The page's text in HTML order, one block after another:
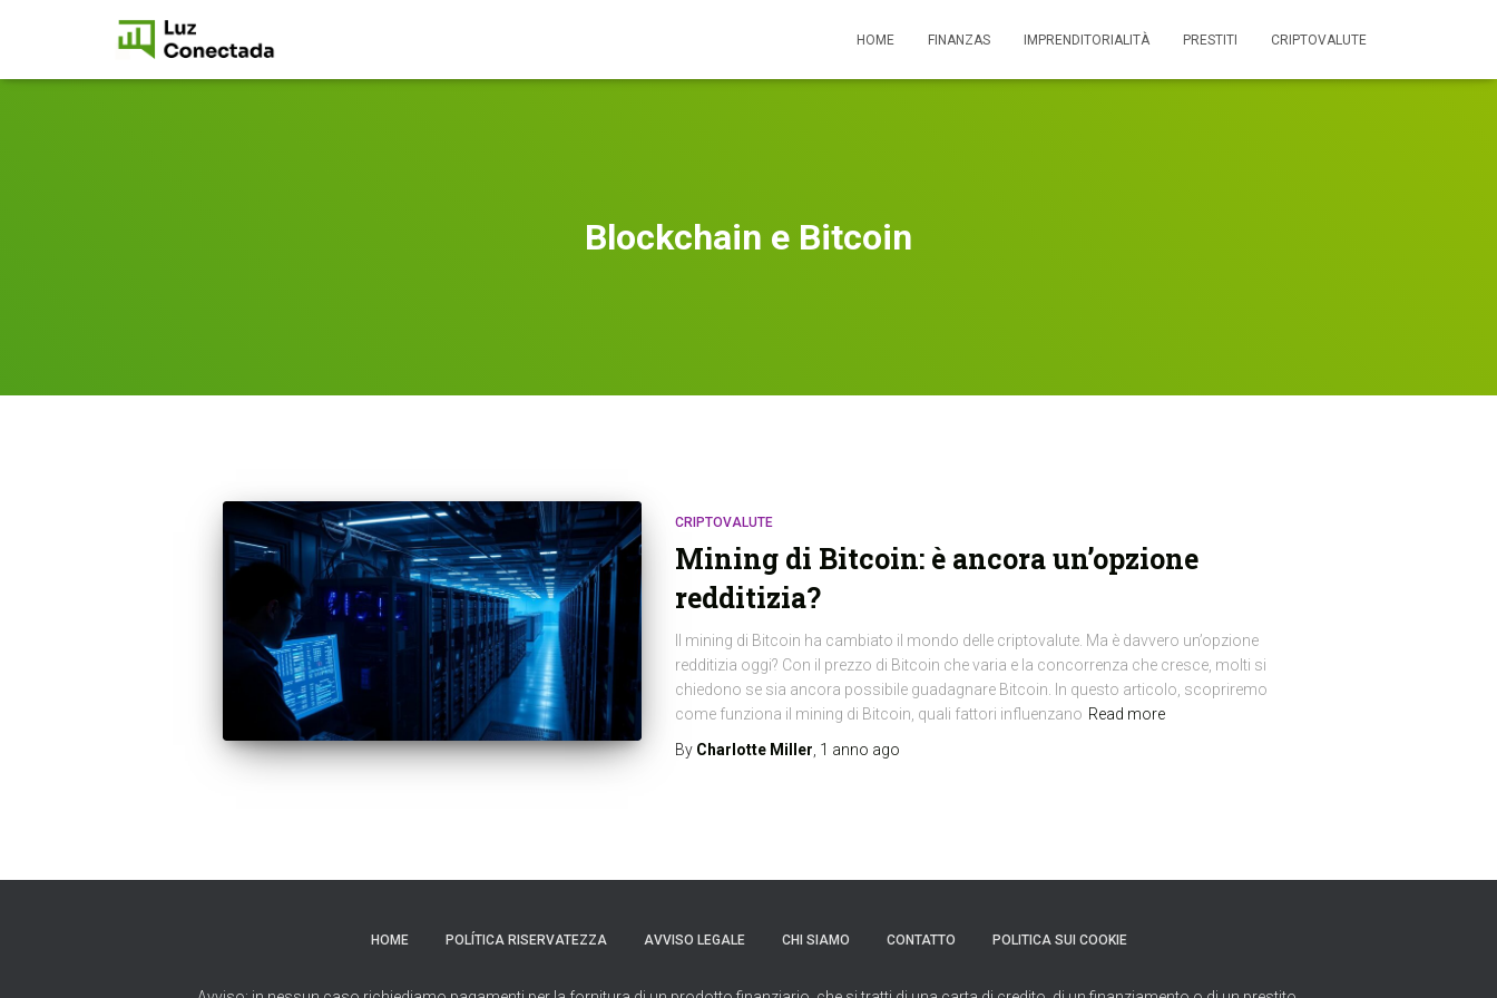
HOME FINANZAS IMPRENDITORIALITÀ PRESTITI CRIPTOVALUTE
Blockchain e Bitcoin
CRIPTOVALUTE
Mining di Bitcoin: è ancora un’opzione
redditizia?
Il mining di Bitcoin ha cambiato il mondo delle criptovalute. Ma è davvero un’opzione
redditizia oggi? Con il prezzo di Bitcoin che varia e la concorrenza che cresce, molti si
chiedono se sia ancora possibile guadagnare Bitcoin. In questo articolo, scopriremo
come funziona il mining di Bitcoin, quali fattori influenzano Read more
By Charlotte Miller 1 anno ago
HOME POLÍTICA RISERVATEZZA AVVISO LEGALE CHI SIAMO CONTATTO POLITICA SUI COOKIE